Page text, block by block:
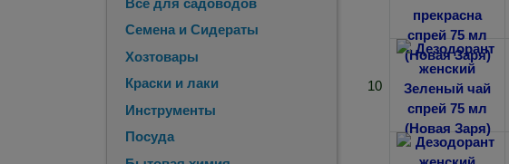
Семена и Сидераты
Хозтовары
Краски и лаки
Инструменты
Посуда
10